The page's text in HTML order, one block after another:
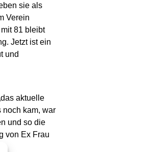
sie als
Verein
81 bleibt
Jetzt ist ein
und
aktuelle
noch kam, war
und so die
von Ex Frau